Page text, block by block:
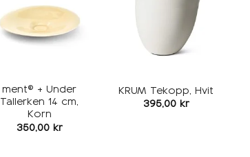
ment® + Under
Tallerken 14 cm,
Korn
350,00 kr
KRUM Tekopp, Hvit
395,00 kr